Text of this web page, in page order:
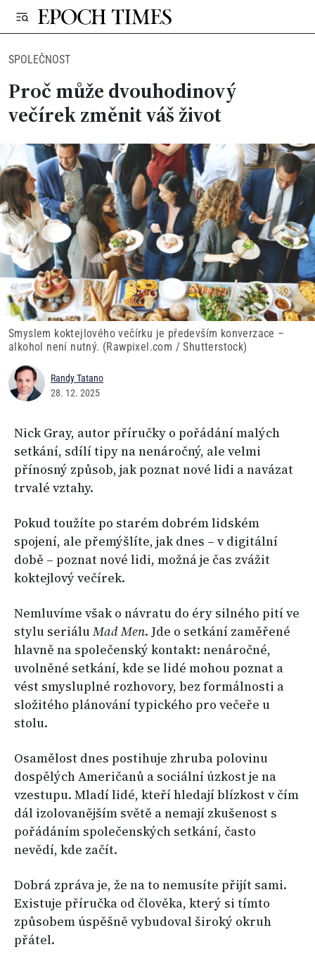
SPOLEČNOST
Proč může dvouhodinový
večírek změnit váš život
Smyslem koktejlového večírku je především konverzace –
alkohol není nutný. (Rawpixel.com / Shutterstock)
Randy Tatano
28. 12. 2025
Nick Gray, autor příručky o pořádání malých
setkání, sdílí tipy na nenáročný, ale velmi
přínosný způsob, jak poznat nové lidi a navázat
trvalé vztahy.
Pokud toužíte po starém dobrém lidském
spojení, ale přemýšlíte, jak dnes – v digitální
době – poznat nové lidi, možná je čas zvážit
koktejlový večírek.
Nemluvíme však o návratu do éry silného pití ve
stylu seriáluMad Men. Jde o setkání zaměřené
hlavně na společenský kontakt: nenáročné,
uvolněné setkání, kde se lidé mohou poznat a
vést smysluplné rozhovory, bez formálnosti a
složitého plánování typického pro večeře u
stolu.
Osamělost dnes postihuje zhruba polovinu
dospělých Američanů a sociální úzkost je na
vzestupu. Mladí lidé, kteří hledají blízkost v čím
dál izolovanějším světě a nemají zkušenost s
pořádáním společenských setkání, často
nevědí, kde začít.
Dobrá zpráva je, že na to nemusíte přijít sami.
Existuje příručka od člověka, který si tímto
způsobem úspěšně vybudoval široký okruh
přátel.